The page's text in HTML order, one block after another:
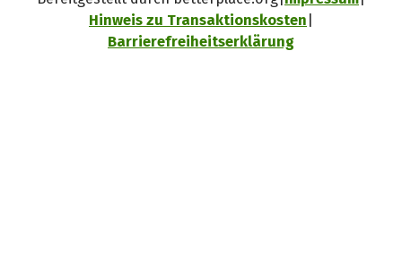
Hinweis zu Transaktionskosten
Barrierefreiheitserklärung